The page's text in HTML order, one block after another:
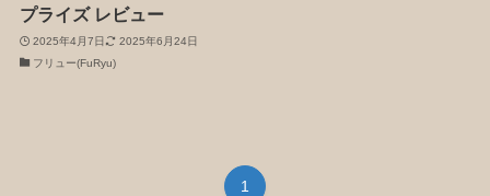
プライズ レビュー
2025年4月7日
2025年6月24日
フリュー(FuRyu)
1